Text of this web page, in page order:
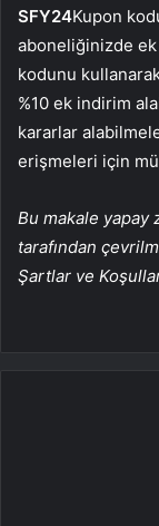
SFY24Kupon
aboneliğinizde ek
kodunu
%10 ek indirim
kararlar
erişmeleri için
Bu makale
tarafından
Şartlar ve